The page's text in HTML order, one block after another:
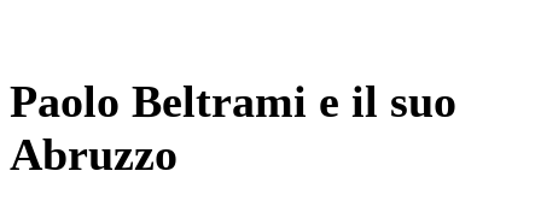
Paolo Beltrami e il suo
Abruzzo